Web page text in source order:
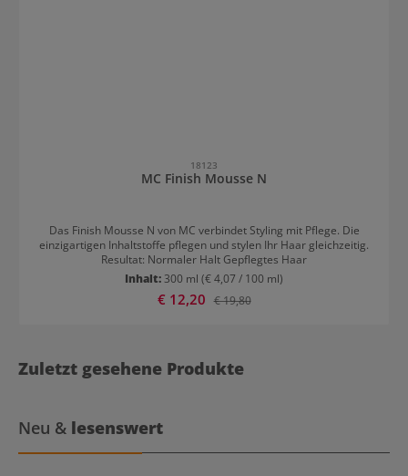
18123
MC Finish Mousse N
Das Finish Mousse N von MC verbindet Styling mit Pflege. Die
einzigartigen Inhaltstoffe pflegen und stylen Ihr Haar gleichzeitig.
Resultat: Normaler Halt Gepflegtes Haar
Inhalt: 300 ml (€ 4,07 / 100 ml)
Verkaufspreis:
€ 12,20 Regulärer Preis:
€ 19,80
Zuletzt gesehene Produkte
Neu & lesenswert